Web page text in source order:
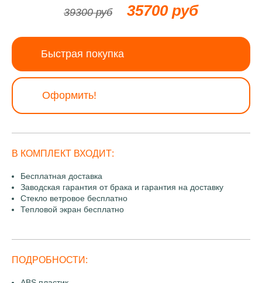
39300 руб 35700 руб
Быстрая покупка
Оформить!
В КОМПЛЕКТ ВХОДИТ:
Бесплатная доставка
Заводская гарантия от брака и гарантия на доставку
Стекло ветровое бесплатно
Тепловой экран бесплатно
ПОДРОБНОСТИ: